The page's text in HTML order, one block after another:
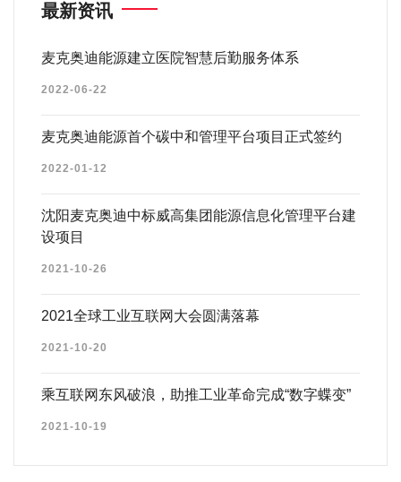
最新资讯
麦克奥迪能源建立医院智慧后勤服务体系
2022-06-22
麦克奥迪能源首个碳中和管理平台项目正式签约
2022-01-12
沈阳麦克奥迪中标威高集团能源信息化管理平台建
设项目
2021-10-26
2021全球工业互联网大会圆满落幕
2021-10-20
乘互联网东风破浪，助推工业革命完成“数字蝶变”
2021-10-19